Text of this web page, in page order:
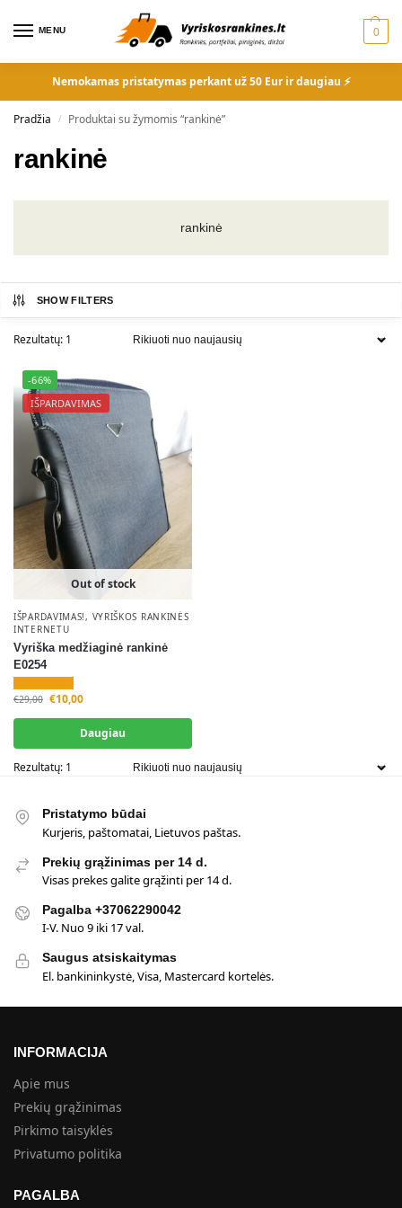
MENU 0
Nemokamas pristatymas perkant už 50 Eur ir daugiau ⚡
Pradžia / Produktai su žymomis “rankinė”
rankinė
rankinė
SHOW FILTERS
Rezultatų: 1
-66%
IŠPARDAVIMAS
Out of stock
IŠPARDAVIMAS!, VYRIŠKOS RANKINĖS
INTERNETU
Vyriška medžiaginė rankinė
E0254
€29,00 €10,00
Daugiau
Rezultatų: 1
Pristatymo būdai
Kurjeris, paštomatai, Lietuvos paštas.
Prekių grąžinimas per 14 d.
Visas prekes galite grąžinti per 14 d.
Pagalba +37062290042
I-V. Nuo 9 iki 17 val.
Saugus atsiskaitymas
El. bankininkystė, Visa, Mastercard kortelės.
INFORMACIJA
Apie mus
Prekių grąžinimas
Pirkimo taisyklės
Privatumo politika
PAGALBA